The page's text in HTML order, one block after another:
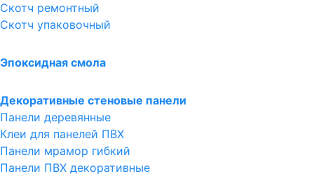
Скотч ремонтный
Скотч упаковочный
Эпоксидная смола
Декоративные стеновые панели
Панели деревянные
Клеи для панелей ПВХ
Панели мрамор гибкий
Панели ПВХ декоративные